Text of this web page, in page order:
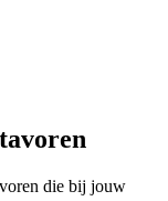
die bij jouw